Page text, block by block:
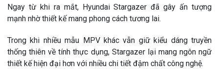
Ngay từ khi ra mắt, Hyundai Stargazer đã gây ấn tượng
mạnh nhờ thiết kế mang phong cách tương lai.
Trong khi nhiều mẫu MPV khác vẫn giữ kiểu dáng truyền
thống thiên về tính thực dụng, Stargazer lại mang ngôn ngữ
thiết kế hiện đại hơn với nhiều chi tiết đậm chất công nghệ.